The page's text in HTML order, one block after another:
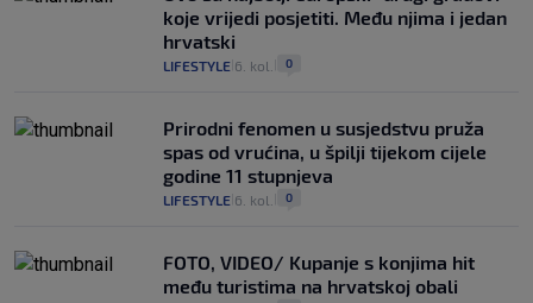
koje vrijedi posjetiti. Među njima i jedan
hrvatski
LIFESTYLE 6. kol. 0
Prirodni fenomen u susjedstvu pruža
spas od vrućina, u špilji tijekom cijele
godine 11 stupnjeva
LIFESTYLE 6. kol. 0
FOTO, VIDEO/ Kupanje s konjima hit
među turistima na hrvatskoj obali